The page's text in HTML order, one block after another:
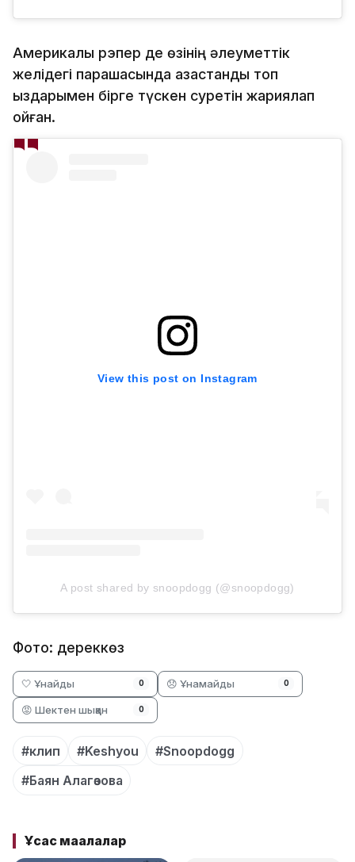
Америкалық рэпер де өзінің әлеуметтік
желідегі парақшасында қазақстандық топ
қыздарымен бірге түскен суретін жариялап
қойған.
View this post on Instagram
A post shared by snoopdogg (@snoopdogg)
Фото: дереккөз
🤍 Ұнайды 0 😞 Ұнамайды 0
😡 Шектен шыққан 0
#клип #Keshyou
#Snoopdogg
#Баян Алагөзова
Ұқсас мақалалар